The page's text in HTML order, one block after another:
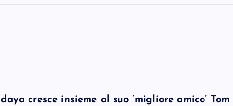
cresce insieme al suo ‘migliore amico’ Tom